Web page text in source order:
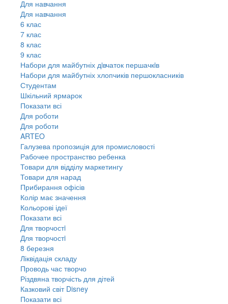
Для навчання
Для навчання
6 клас
7 клас
8 клас
9 клас
Набори для майбутніх дiвчаток першачкiв
Набори для майбутніх хлопчиків першокласників
Студентам
Шкільний ярмарок
Показати всі
Для роботи
Для роботи
ARTEO
Галузева пропозиція для промисловості
Рабочее пространство ребенка
Товари для відділу маркетингу
Товари для нарад
Прибирання офісів
Колір має значення
Кольорові ідеї
Показати всі
Для творчостi
Для творчостi
8 березня
Ліквідація складу
Проводь час творчо
Різдвяна творчість для дітей
Казковий світ Disney
Показати всі